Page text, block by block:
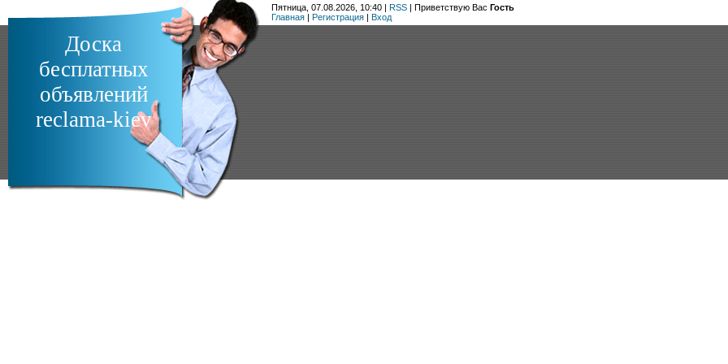
Пятница, 07.08.2026, 10:40 | RSS | Приветствую Вас Гость
Главная | Регистрация | Вход
Доска
бесплатных
объявлений
reclama-kiev